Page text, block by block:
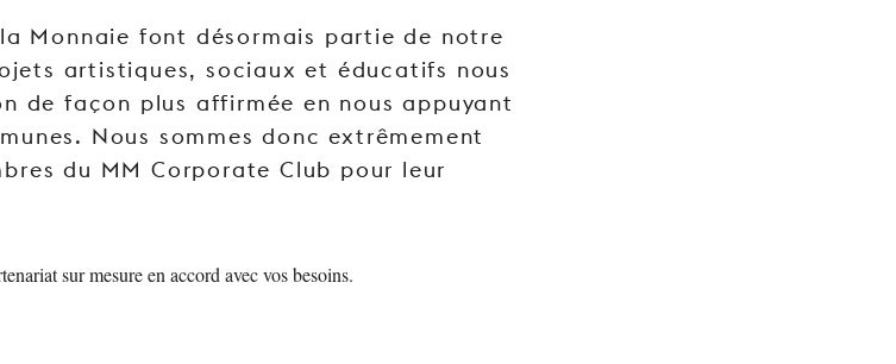
Monnaie font désormais partie de notre
artistiques, sociaux et éducatifs nous
de façon plus affirmée en nous appuyant
Nous sommes donc extrêmement
du MM Corporate Club pour leur
sur mesure en accord avec vos besoins.